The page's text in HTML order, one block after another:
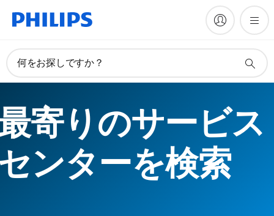
何をお探しですか？
寄りのサービス
ンターを検索